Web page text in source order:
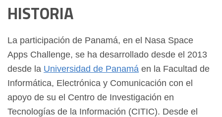
HISTORIA
La participación de Panamá, en el Nasa Space
Apps Challenge, se ha desarrollado desde el 2013
desde la Universidad de Panamá en la Facultad de
Informática, Electrónica y Comunicación con el
apoyo de su el Centro de Investigación en
Tecnologías de la Información (CITIC). Desde el